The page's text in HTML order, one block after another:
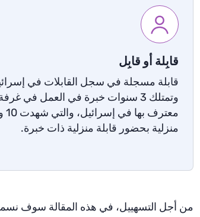
قابِلة أو قابِل
قابلة مسجلة في سجل القابلات في
وتمتلك 3 سنوات خبرة في العمل في
منزلية بحضور قابلة منزلية ذات خبرة.
من أجل التسهييل، في هذه المقالة سوف نسمي